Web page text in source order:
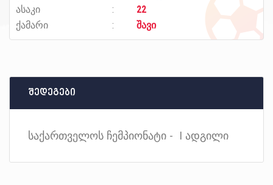
ასაკი
22
ქამარი
შავი
შედეგები
საქართველოს ჩემპიონატი - I ადგილი